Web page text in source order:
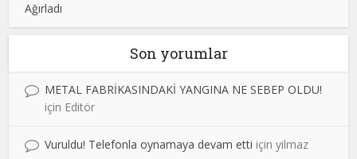
Ağırladı
Son yorumlar
METAL FABRİKASINDAKİ YANGINA NE SEBEP OLDU!
için Editör
Vuruldu! Telefonla oynamaya devam etti içinyilmaz